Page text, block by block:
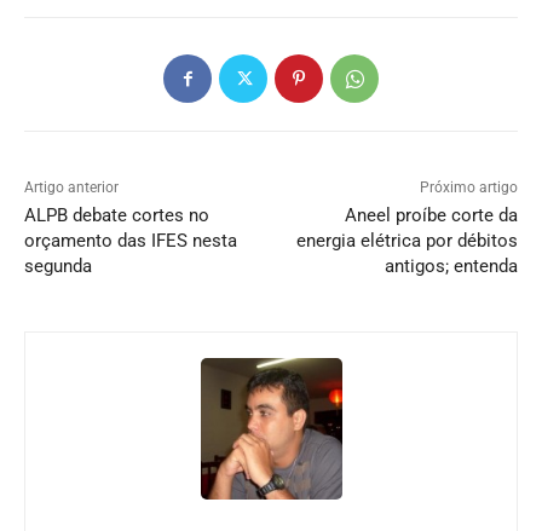
Artigo anterior
ALPB debate cortes no
orçamento das IFES nesta
segunda
Próximo artigo
Aneel proíbe corte da
energia elétrica por débitos
antigos; entenda